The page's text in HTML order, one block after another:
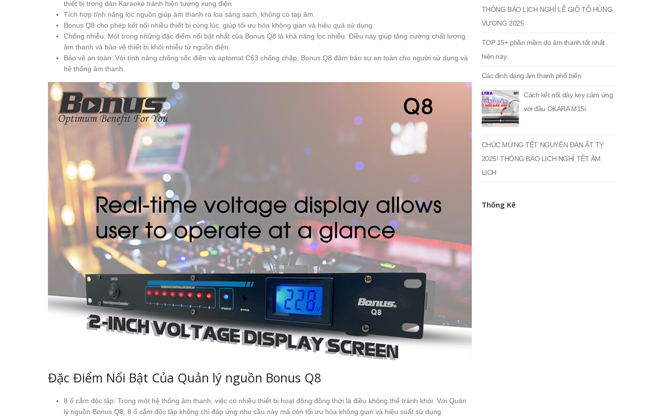
thiết bị trong dàn Karaoke tránh hiện tượng xung điện
Tích hợp tính năng lọc nguồn giúp âm thanh ra loa sáng sạch, không có tạp âm.
Bonus Q8 cho phép kết nối nhiều thiết bị cùng lúc, giúp tối ưu hóa không gian và hiệu quả sử dụng.
Chống nhiễu: Một trong những đặc điểm nổi bật nhất của Bonus Q8 là khả năng lọc nhiễu. Điều này giúp tăng cường chất lượng
âm thanh và bảo vệ thiết bị khỏi nhiễu từ nguồn điện.
Bảo vệ an toàn: Với tính năng chống sốc điện và aptomat C63 chống chập, Bonus Q8 đảm bảo sự an toàn cho người sử dụng và
hệ thống âm thanh.
Đặc Điểm Nổi Bật Của Quản lý nguồn Bonus Q8
8 ổ cắm độc lập: Trong một hệ thống âm thanh, việc có nhiều thiết bị hoạt động đồng thời là điều không thể tránh khỏi. Với Quản
lý nguồn Bonus Q8, 8 ổ cắm độc lập không chỉ đáp ứng nhu cầu này mà còn tối ưu hóa không gian và hiệu suất sử dụng.
THÔNG BÁO LỊCH NGHỈ LỄ GIỖ TỔ HÙNG
VƯƠNG 2025
TOP 15+ phần mềm do âm thanh tốt nhất
hiện nay
Các định dạng âm thanh phổ biến
Cách kết nối dây key cảm ứng
với đầu OKARA M15i
CHÚC MỪNG TẾT NGUYÊN ĐÁN ẤT TỴ
2025! THÔNG BÁO LỊCH NGHỈ TẾT ÂM
LỊCH
Thống Kê